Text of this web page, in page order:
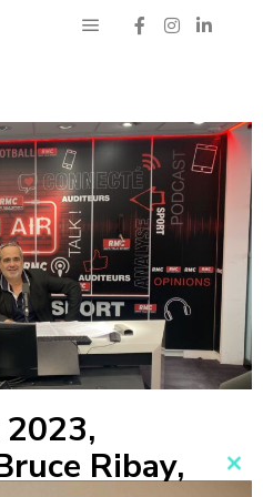
Ribay,